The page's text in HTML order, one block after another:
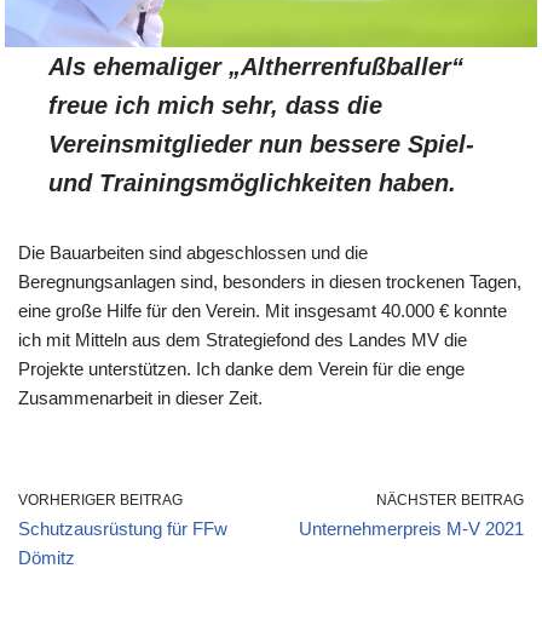
Als ehemaliger „Altherrenfußballer“
freue ich mich sehr, dass die
Vereinsmitglieder nun bessere Spiel-
und Trainingsmöglichkeiten haben.
Die Bauarbeiten sind abgeschlossen und die
Beregnungsanlagen sind, besonders in diesen trockenen Tagen,
eine große Hilfe für den Verein. Mit insgesamt 40.000 € konnte
ich mit Mitteln aus dem Strategiefond des Landes MV die
Projekte unterstützen. Ich danke dem Verein für die enge
Zusammenarbeit in dieser Zeit.
VORHERIGER BEITRAG
Schutzausrüstung für FFw
Dömitz
NÄCHSTER BEITRAG
Unternehmerpreis M-V 2021